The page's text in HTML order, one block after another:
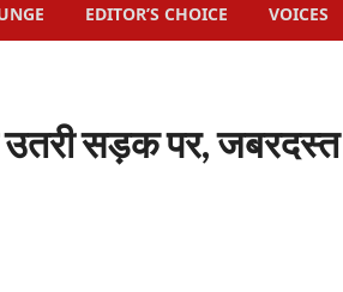
EDITOR’S CHOICE VOICES
सड़क पर, जबरदस्त